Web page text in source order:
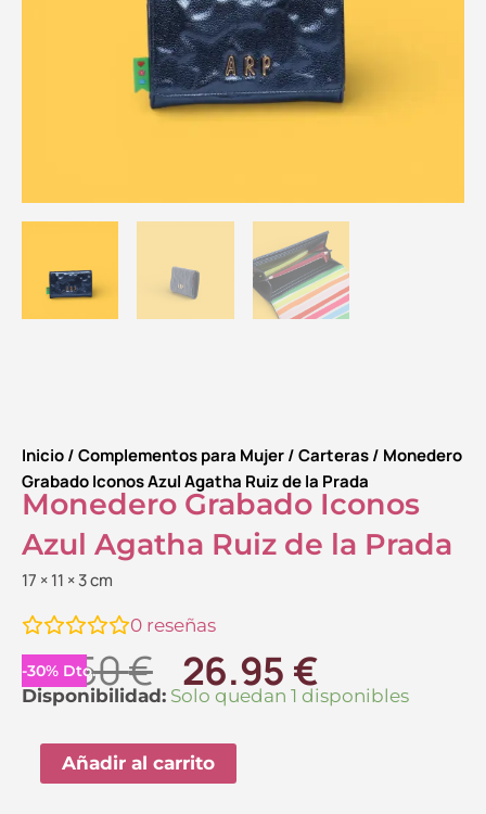
Inicio/Complementos para Mujer/Carteras/ Monedero
Grabado Iconos Azul Agatha Ruiz de la Prada
Monedero Grabado Iconos
Azul Agatha Ruiz de la Prada
17 × 11 × 3 cm
0 reseñas
-30% Dto.
38.50€ El
precio
original
era:
26.95 €El
precio
Disponibilidad: Solo quedan 1 disponibles
Monedero
Iconos
Azul
Añadir al carrito